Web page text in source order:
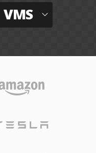
VMS